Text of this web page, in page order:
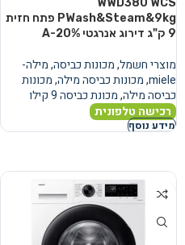
WWD380 WCS
PWash&Steam&9kg פתח חזית
מוצרי חשמל,מכונות כביסה,מילה-
miele
,מכונות כביסה מילה,מכונות
כביסה מילה,מכונת כביסה 9 קילו
רכישה טלפונית
מידע נוסף